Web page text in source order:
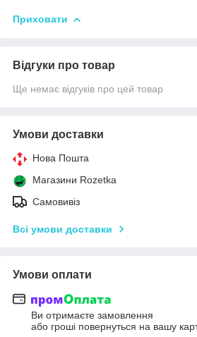
Приховати
Відгуки про товар
Ще немає відгуків про цей товар
Умови доставки
Нова Пошта
Магазини Rozetka
Самовивіз
Всі умови доставки
Умови оплати
Ви отримаєте замовлення
або гроші повернуться на вашу